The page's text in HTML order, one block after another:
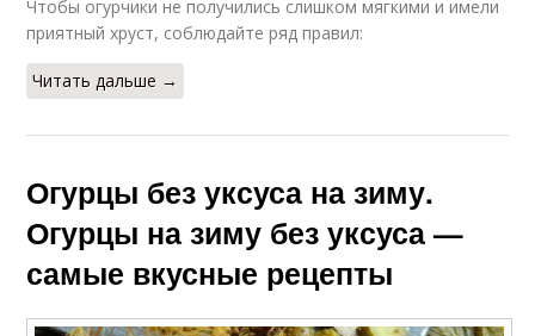
Чтобы огурчики не получились слишком мягкими и имели
приятный хруст, соблюдайте ряд правил:
Читать дальше →
Огурцы без уксуса на зиму.
Огурцы на зиму без уксуса —
самые вкусные рецепты